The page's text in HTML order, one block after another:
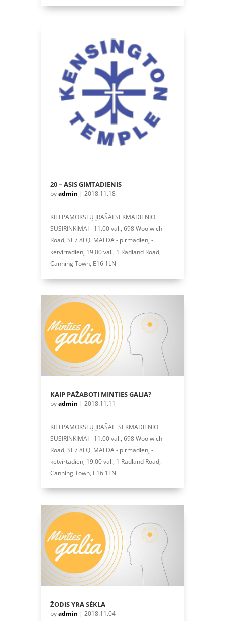
20 – ASIS GIMTADIENIS
byadmin | 2018.11.18
KITI PAMOKSLŲ ĮRAŠAI SEKMADIENIO
SUSIRINKIMAI - 11.00 val., 698 Woolwich
Road, SE7 8LQ MALDA - pirmadienį -
ketvirtadienį 19.00 val., 1 Radland Road,
Canning Town, E16 1LN
KAIP PAŽABOTI MINTIES GALIA?
byadmin | 2018.11.11
KITI PAMOKSLŲ ĮRAŠAI SEKMADIENIO
SUSIRINKIMAI - 11.00 val., 698 Woolwich
Road, SE7 8LQ MALDA - pirmadienį -
ketvirtadienį 19.00 val., 1 Radland Road,
Canning Town, E16 1LN
ŽODIS YRA SĖKLA
byadmin | 2018.11.04